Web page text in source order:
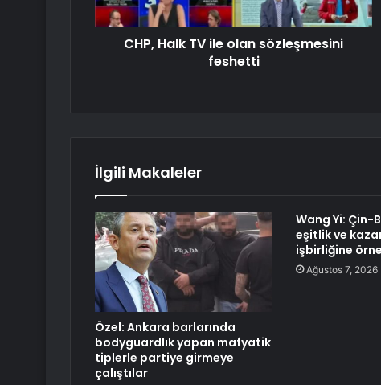
CHP, Halk TV ile olan sözleşmesini
feshetti
İlgili Makaleler
Özel: Ankara barlarında
bodyguardlık yapan mafyatik
tiplerle partiye girmeye
çalıştılar
Wang Yi: Çin-
eşitlik ve
işbirliğine
Ağustos 7, 2026